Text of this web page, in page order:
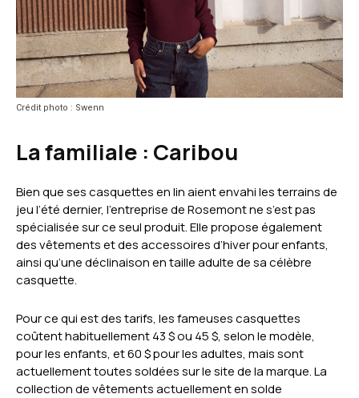
Crédit photo : Swenn
La familiale : Caribou
Bien que ses casquettes en lin aient envahi les terrains de
jeu l’été dernier, l’entreprise de Rosemont ne s’est pas
spécialisée sur ce seul produit. Elle propose également
des vêtements et des accessoires d’hiver pour enfants,
ainsi qu’une déclinaison en taille adulte de sa célèbre
casquette.
Pour ce qui est des tarifs, les fameuses casquettes
coûtent habituellement 43 $ ou 45 $, selon le modèle,
pour les enfants, et 60 $ pour les adultes, mais sont
actuellement toutes soldées sur le site de la marque. La
collection de vêtements actuellement en solde